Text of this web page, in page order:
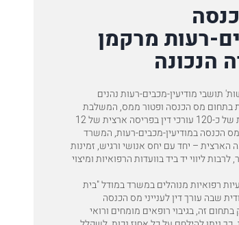
רעות מרקמן
הנכונה
תושבי מודיעין-מכבים-רעות נהנים
בתחום מס הכנסה ופטור ממס, המשלבת
ניסיון של 63 שנות פעילות עם צוות של כ-120 עורכי דין בפריסה ארצית של 12
הכנסה במודיעין-מכבים-רעות, המשרד
– יחד עם יחס אנושי ורגיש, זמינות
ליווי יד ביד בוועדות הרפואיות ומיצוי
רפואיות מנוהלים במשרד במודל "בית
שבה עורך דין לענייני מס הכנסה
זה, בגיבוי רופאים מומחים ורואי